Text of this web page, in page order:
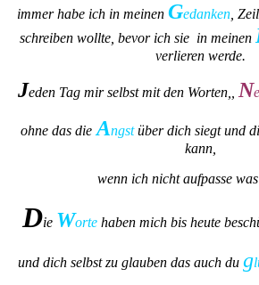
immer habe ich in meinen Gedanken,
schreiben wollte, bevor ich sie in meinen
verlieren werde.
Jeden Tag mir selbst mit den Worten,, N
ohne das dieAngstüber dich siegt und
kann,
wenn ich nicht aufpasse
Die Worte haben mich bis heute
und dich selbst zu glauben das auch du g